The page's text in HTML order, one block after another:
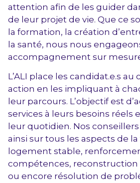
attention afin de les guider
de leur projet de vie. Que ce
la formation, la création
la santé, nous nous
accompagnement sur
L’ALI place les candidat.e.s
action en les impliquant à
leur parcours. L’objectif est
services à leurs besoins réels
leur quotidien. Nos
ainsi sur tous les aspects de la
logement stable,
compétences, reconstruction
ou encore résolution de